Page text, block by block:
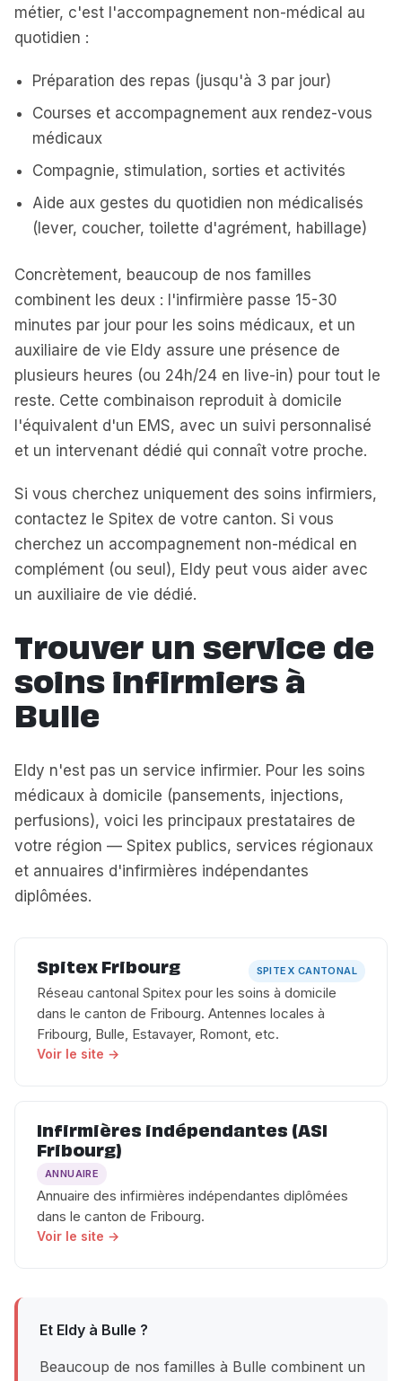
métier, c'est l'accompagnement non-médical au
quotidien :
Préparation des repas (jusqu'à 3 par jour)
Courses et accompagnement aux rendez-vous
médicaux
Compagnie, stimulation, sorties et activités
Aide aux gestes du quotidien non médicalisés
(lever, coucher, toilette d'agrément, habillage)
Concrètement, beaucoup de nos familles
combinent les deux : l'infirmière passe 15-30
minutes par jour pour les soins médicaux, et un
auxiliaire de vie Eldy assure une présence de
plusieurs heures (ou 24h/24 en live-in) pour tout le
reste. Cette combinaison reproduit à domicile
l'équivalent d'un EMS, avec un suivi personnalisé
et un intervenant dédié qui connaît votre proche.
Si vous cherchez uniquement des soins infirmiers,
contactez le Spitex de votre canton. Si vous
cherchez un accompagnement non-médical en
complément (ou seul), Eldy peut vous aider avec
un auxiliaire de vie dédié.
Trouver un service de
soins infirmiers à
Bulle
Eldy n'est pas un service infirmier. Pour les soins
médicaux à domicile (pansements, injections,
perfusions), voici les principaux prestataires de
votre région — Spitex publics, services régionaux
et annuaires d'infirmières indépendantes
diplômées.
Spitex Fribourg SPITEX CANTONAL
Réseau cantonal Spitex pour les soins à domicile
dans le canton de Fribourg. Antennes locales à
Fribourg, Bulle, Estavayer, Romont, etc.
Voir le site →
Infirmières indépendantes (ASI
Fribourg)
ANNUAIRE
Annuaire des infirmières indépendantes diplômées
dans le canton de Fribourg.
Voir le site →
Et Eldy à Bulle ?
Beaucoup de nos familles à Bulle combinent un